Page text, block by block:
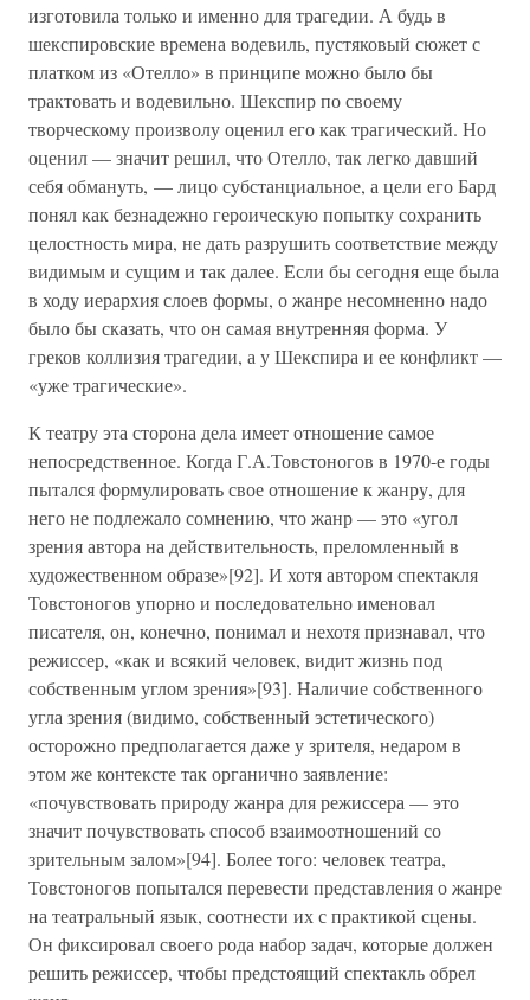
изготовила только и именно для трагедии. А будь в
шекспировские времена водевиль, пустяковый сюжет с
платком из «Отелло» в принципе можно было бы
трактовать и водевильно. Шекспир по своему
творческому произволу оценил его как трагический. Но
оценил — значит решил, что Отелло, так легко давший
себя обмануть, — лицо субстанциальное, а цели его Бард
понял как безнадежно героическую попытку сохранить
целостность мира, не дать разрушить соответствие между
видимым и сущим и так далее. Если бы сегодня еще была
в ходу иерархия слоев формы, о жанре несомненно надо
было бы сказать, что он самая внутренняя форма. У
греков коллизия трагедии, а у Шекспира и ее конфликт —
«уже трагические».
К театру эта сторона дела имеет отношение самое
непосредственное. Когда Г.А.Товстоногов в 1970-е годы
пытался формулировать свое отношение к жанру, для
него не подлежало сомнению, что жанр — это «угол
зрения автора на действительность, преломленный в
художественном образе»[92]. И хотя автором спектакля
Товстоногов упорно и последовательно именовал
писателя, он, конечно, понимал и нехотя признавал, что
режиссер, «как и всякий человек, видит жизнь под
собственным углом зрения»[93]. Наличие собственного
угла зрения (видимо, собственный эстетического)
осторожно предполагается даже у зрителя, недаром в
этом же контексте так органично заявление:
«почувствовать природу жанра для режиссера — это
значит почувствовать способ взаимоотношений со
зрительным залом»[94]. Более того: человек театра,
Товстоногов попытался перевести представления о жанре
на театральный язык, соотнести их с практикой сцены.
Он фиксировал своего рода набор задач, которые должен
решить режиссер, чтобы предстоящий спектакль обрел